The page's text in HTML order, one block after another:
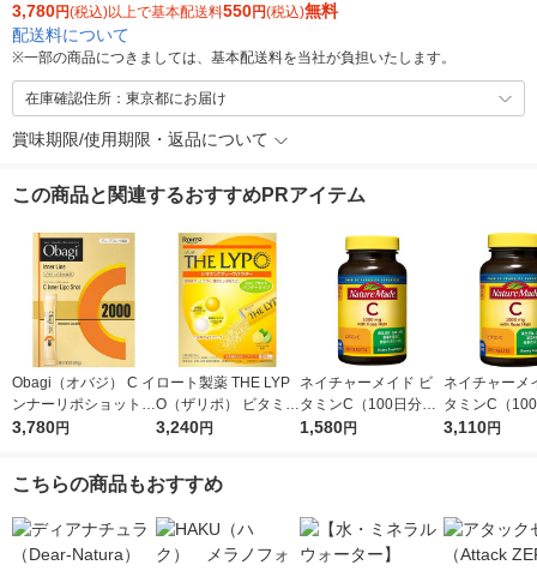
3,780円(税込)以上で基本配送料550円(税込)無料
配送料について
※一部の商品につきましては、基本配送料を当社が負担いたします。
在庫確認住所：東京都にお届け
賞味期限/使用期限・返品について
この商品と関連するおすすめPRアイテム
Obagi（オバジ） C イ
ンナーリポショット 7
0g×28本入 ロート製
3,780円
ロート製薬 THE LYP
O（ザリポ） ビタミン
Cディープパウダー
養機能食品
3,240円
ネイチャーメイド ビ
タミンC（100日分）
1個（200粒） 大塚製
1,580円
ネイチャーメ
タミンC（
1セット（1個
3,110円
こちらの商品もおすすめ